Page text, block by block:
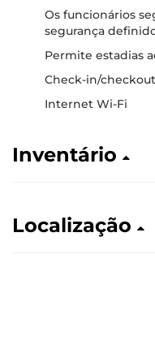
Os funcionários
segurança
Permite estadias
Check-in/
Internet Wi-Fi
Inventário
Localização